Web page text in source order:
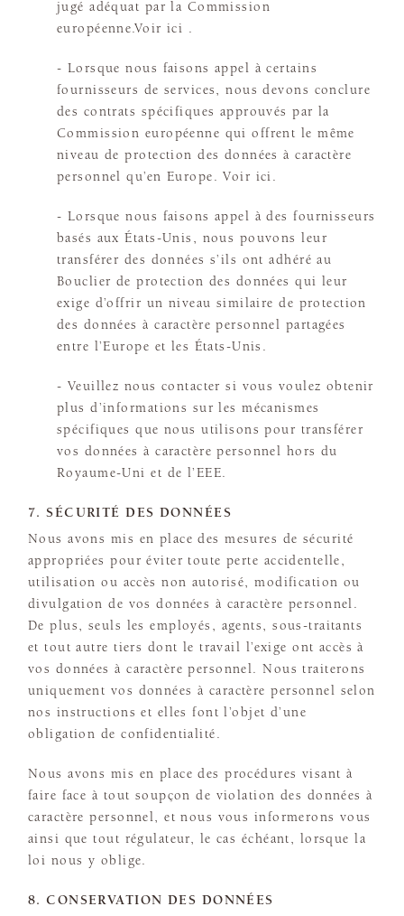
jugé adéquat par la Commission
européenne.Voir ici .
- Lorsque nous faisons appel à certains
fournisseurs de services, nous devons conclure
des contrats spécifiques approuvés par la
Commission européenne qui offrent le même
niveau de protection des données à caractère
personnel qu’en Europe. Voir ici.
- Lorsque nous faisons appel à des fournisseurs
basés aux États-Unis, nous pouvons leur
transférer des données s’ils ont adhéré au
Bouclier de protection des données qui leur
exige d’offrir un niveau similaire de protection
des données à caractère personnel partagées
entre l’Europe et les États-Unis.
- Veuillez nous contacter si vous voulez obtenir
plus d’informations sur les mécanismes
spécifiques que nous utilisons pour transférer
vos données à caractère personnel hors du
Royaume-Uni et de l’EEE.
7. SÉCURITÉ DES DONNÉES
Nous avons mis en place des mesures de sécurité
appropriées pour éviter toute perte accidentelle,
utilisation ou accès non autorisé, modification ou
divulgation de vos données à caractère personnel.
De plus, seuls les employés, agents, sous-traitants
et tout autre tiers dont le travail l’exige ont accès à
vos données à caractère personnel. Nous traiterons
uniquement vos données à caractère personnel selon
nos instructions et elles font l’objet d’une
obligation de confidentialité.
Nous avons mis en place des procédures visant à
faire face à tout soupçon de violation des données à
caractère personnel, et nous vous informerons vous
ainsi que tout régulateur, le cas échéant, lorsque la
loi nous y oblige.
8. CONSERVATION DES DONNÉES